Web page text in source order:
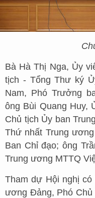
Bà Hà Thị Nga, Ủy
tịch - Tổng Thư ký
Nam, Phó Trưởng
ông Bùi Quang Huy,
Chủ tịch Ủy ban
Thứ nhất Trung
Ban Chỉ đạo; ông
Trung ương MTTQ
Tham dự Hội nghị có
ương Đảng, Phó Chủ